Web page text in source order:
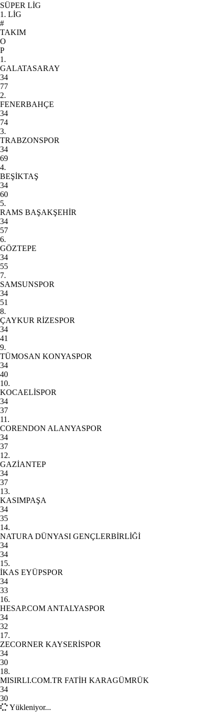
SÜPER LİG
1. LİG
#
TAKIM
O
P
1.
GALATASARAY
34
77
2.
FENERBAHÇE
34
74
3.
TRABZONSPOR
34
69
4.
BEŞİKTAŞ
34
60
5.
RAMS BAŞAKŞEHİR
34
57
6.
GÖZTEPE
34
55
7.
SAMSUNSPOR
34
51
8.
ÇAYKUR RİZESPOR
34
41
9.
TÜMOSAN KONYASPOR
34
40
10.
KOCAELİSPOR
34
37
11.
CORENDON ALANYASPOR
34
37
12.
GAZİANTEP
34
37
13.
KASIMPAŞA
34
35
14.
NATURA DÜNYASI GENÇLERBİRLİĞİ
34
34
15.
İKAS EYÜPSPOR
34
33
16.
HESAP.COM ANTALYASPOR
34
32
17.
ZECORNER KAYSERİSPOR
34
30
18.
MISIRLI.COM.TR FATİH KARAGÜMRÜK
34
30
Yükleniyor...